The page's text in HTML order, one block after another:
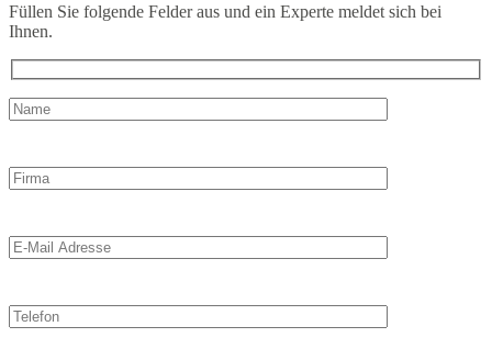
Füllen Sie folgende Felder aus und ein Experte meldet sich bei
Ihnen.